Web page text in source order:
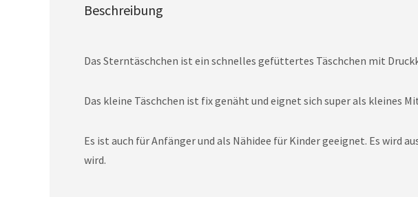
Beschreibung
Das Sterntäschchen ist ein schnelles gefüttertes Täschchen mit
Das kleine Täschchen ist fix genäht und eignet sich super als kleines
Es ist auch für Anfänger und als Nähidee für Kinder geeignet. Es wird
wird.